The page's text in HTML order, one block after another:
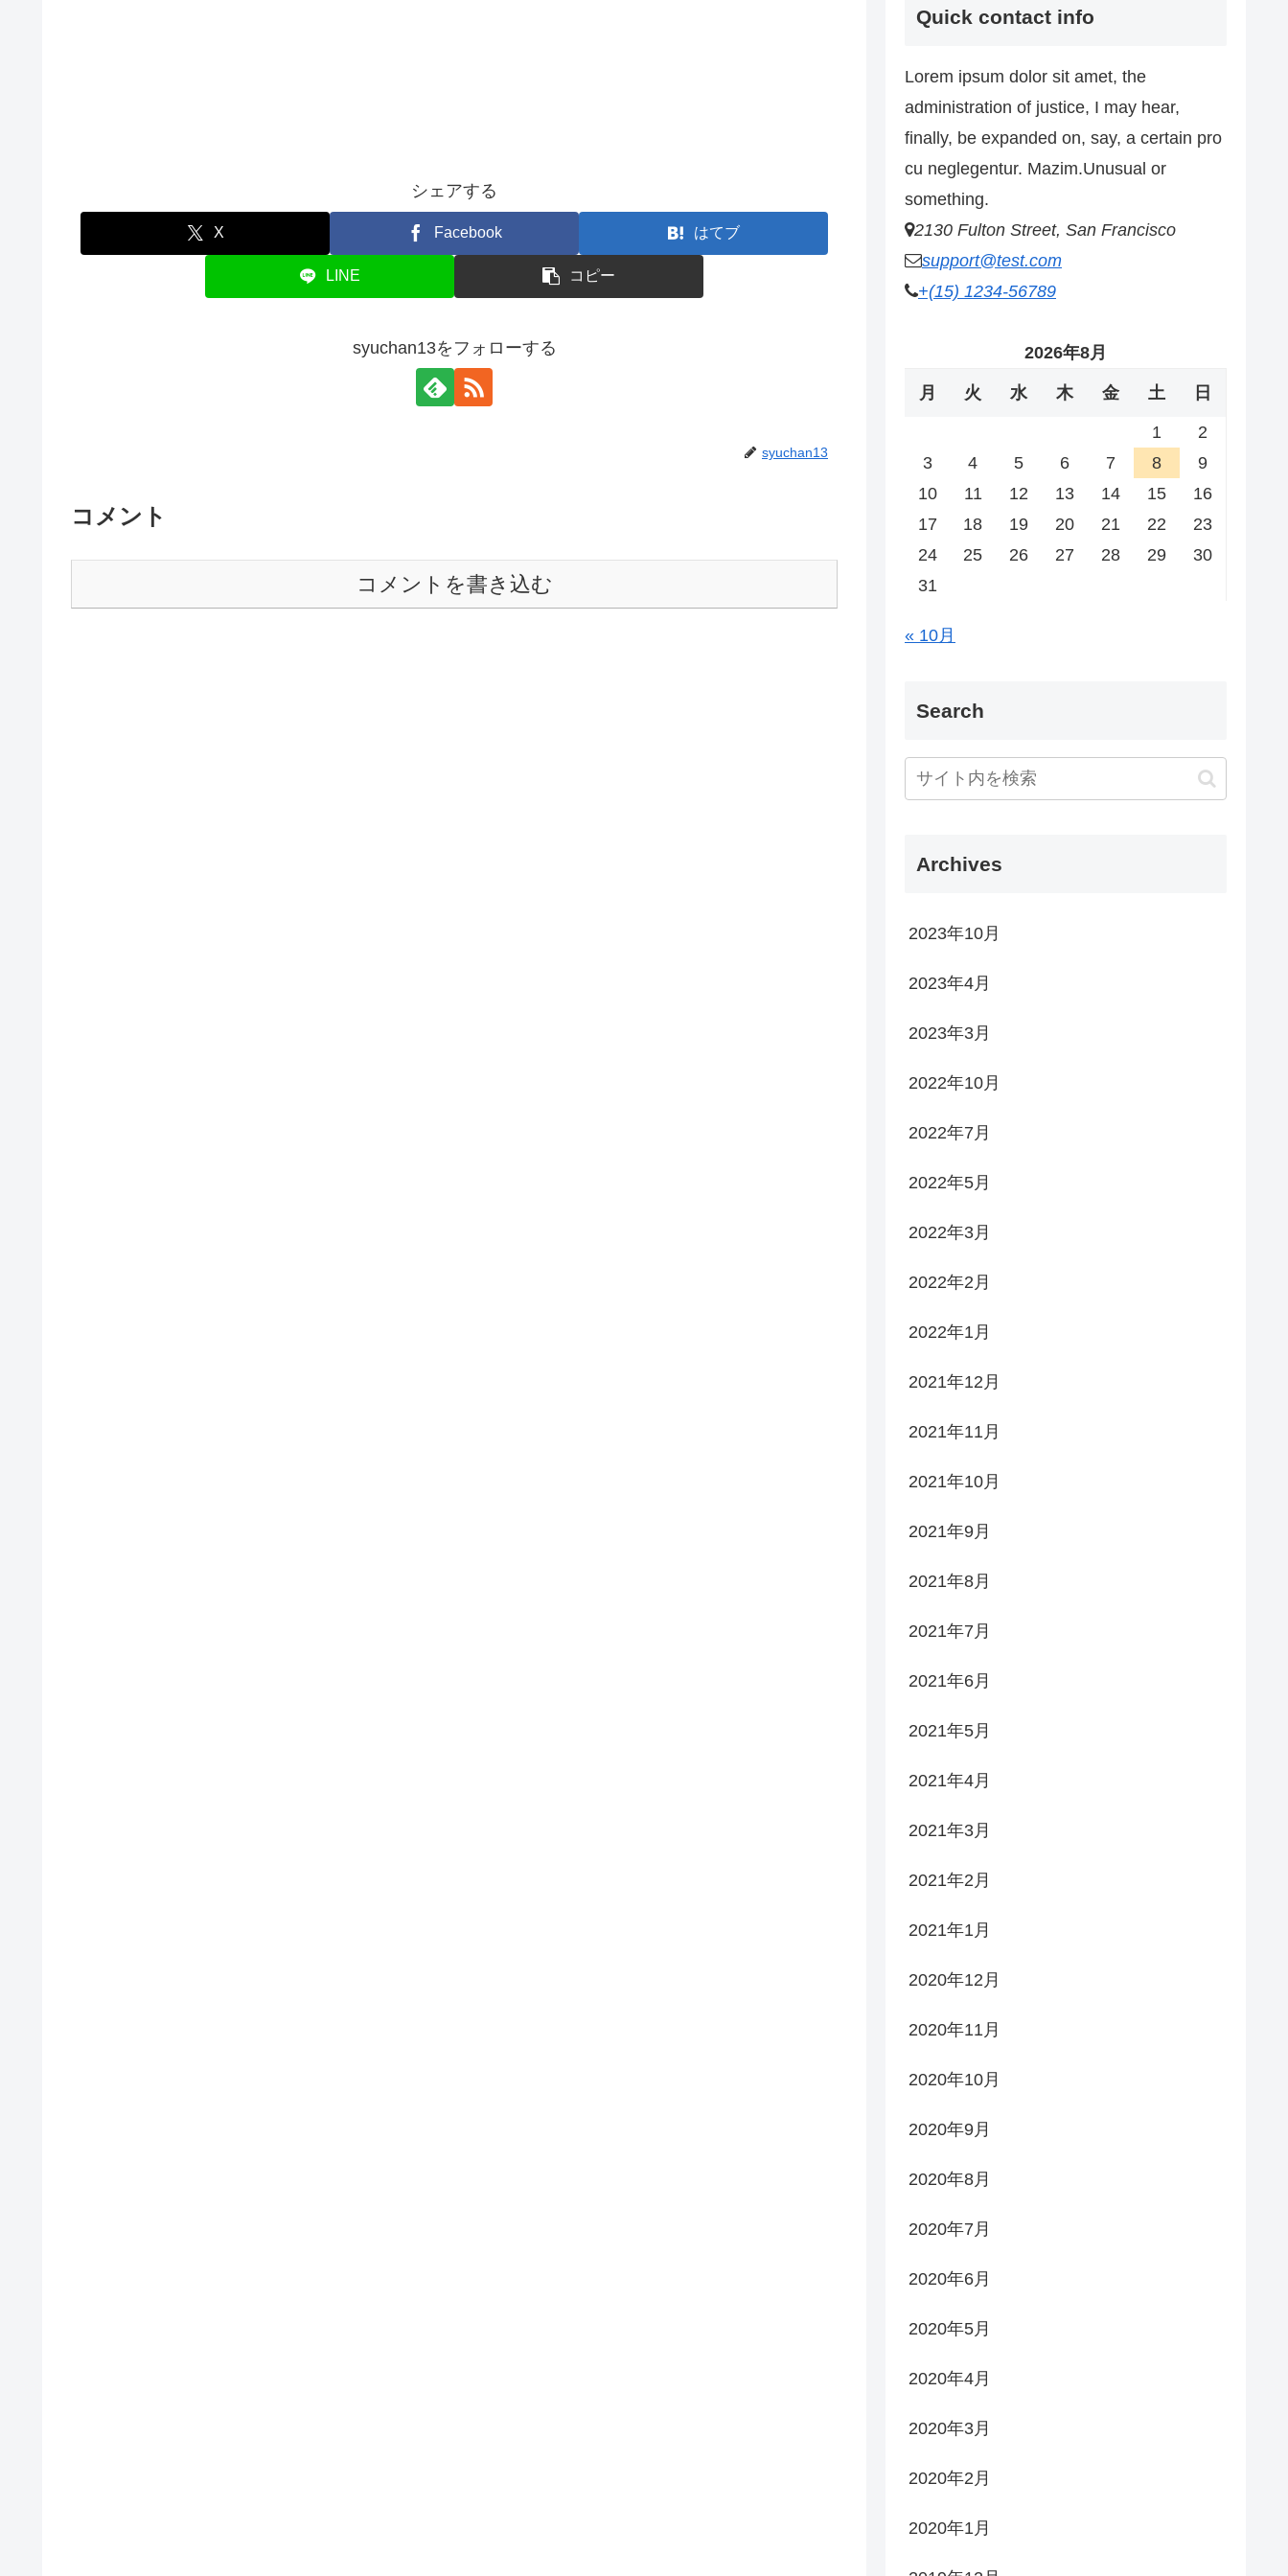
シェアする
X Facebook はてブ
LINE コピー
syuchan13をフォローする
syuchan13
コメント
コメントを書き込む
Quick contact info
Lorem ipsum dolor sit amet, the
administration of justice, I may hear,
finally, be expanded on, say, a certain pro
cu neglegentur. Mazim.Unusual or
something.
2130 Fulton Street, San Francisco
support@test.com
+(15) 1234-56789
2026年8月
月 火 水 木 金 土 日
1
2
3
4 5 6 7 8
9
10
11 12 13 14 15
16
17
18 19 20 21 22
23
24
25 26 27 28 29
30
31
« 10月
Search
Archives
2023年10月
2023年4月
2023年3月
2022年10月
2022年7月
2022年5月
2022年3月
2022年2月
2022年1月
2021年12月
2021年11月
2021年10月
2021年9月
2021年8月
2021年7月
2021年6月
2021年5月
2021年4月
2021年3月
2021年2月
2021年1月
2020年12月
2020年11月
2020年10月
2020年9月
2020年8月
2020年7月
2020年6月
2020年5月
2020年4月
2020年3月
2020年2月
2020年1月